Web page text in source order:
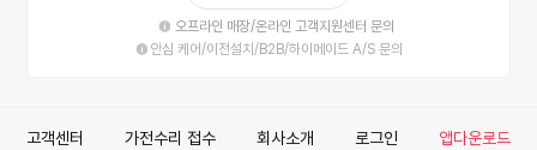
오프라인 매장/온라인 고객지원센터 문의
안심 케어/이전설치/B2B/하이메이드 A/S 문의
고객센터 가전수리 접수 회사소개 로그인 앱다운로드